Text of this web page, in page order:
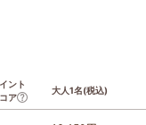
ント
ア
大人1名(税込)